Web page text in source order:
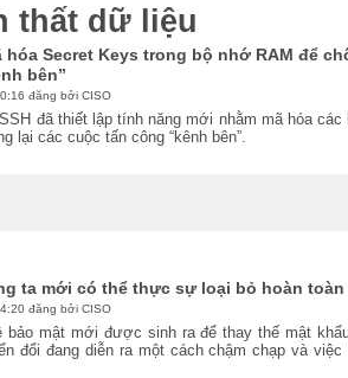
thất dữ liệu
hóa Secret Keys trong bộ nhớ RAM để
bên”
đăng bởi CISO
đã thiết lập tính năng mới nhằm mã hóa
lại các cuộc tấn công “kênh bên”.
ta mới có thể thực sự loại bỏ hoàn toàn
đăng bởi CISO
bảo mật mới được sinh ra để thay thế mật
đổi đang diễn ra một cách chậm chạp và